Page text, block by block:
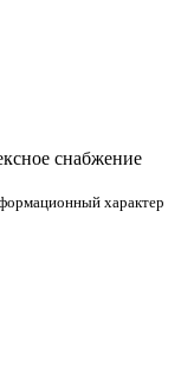
снабжение
характер